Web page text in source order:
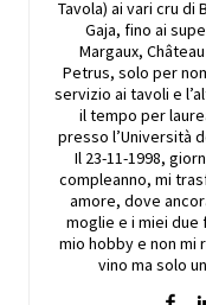
Tavola) ai vari cru di
Gaja, fino ai
Margaux,
Petrus, solo per
servizio ai tavoli e
il tempo per
presso l’Università
Il 23-11-1998,
compleanno, mi
amore, dove
moglie e i miei due
mio hobby e non mi
vino ma solo